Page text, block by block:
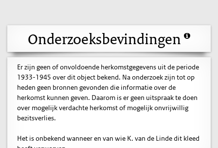
Onderzoeksbevindingen
Er zijn geen of onvoldoende herkomstgegevens uit de periode
1933-1945 over dit object bekend. Na onderzoek zijn tot op
heden geen bronnen gevonden die informatie over de
herkomst kunnen geven. Daarom is er geen uitspraak te doen
over mogelijk verdachte herkomst of mogelijk onvrijwillig
bezitsverlies.
Het is onbekend wanneer en van wie K. van de Linde dit kleed